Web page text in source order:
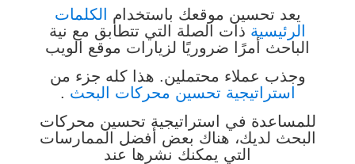
يعد تحسين موقعك باستخدام
الكلمات
الرئيسية ذات الصلة التي تتطابق مع نية
الباحث أمرًا ضروريًا لزيارات موقع الويب
وجذب عملاء محتملين. هذا كله جزء من
استراتيجية تحسين محركات البحث .
للمساعدة في استراتيجية تحسين محركات
البحث لديك، هناك بعض أفضل الممارسات
التي يمكنك نشرها عند